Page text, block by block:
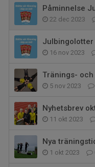
Påminnelse
22 dec 2023
Julbingolotter
16 nov 2023
Tränings-
5 nov 2023
Nyhetsbrev
11 okt 2023
Nya
1 okt 2023